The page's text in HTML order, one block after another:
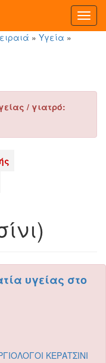
» Υγεία »
/ γιατρό:
υγείας στο
ΚΕΡΑΤΣΙΝΙ